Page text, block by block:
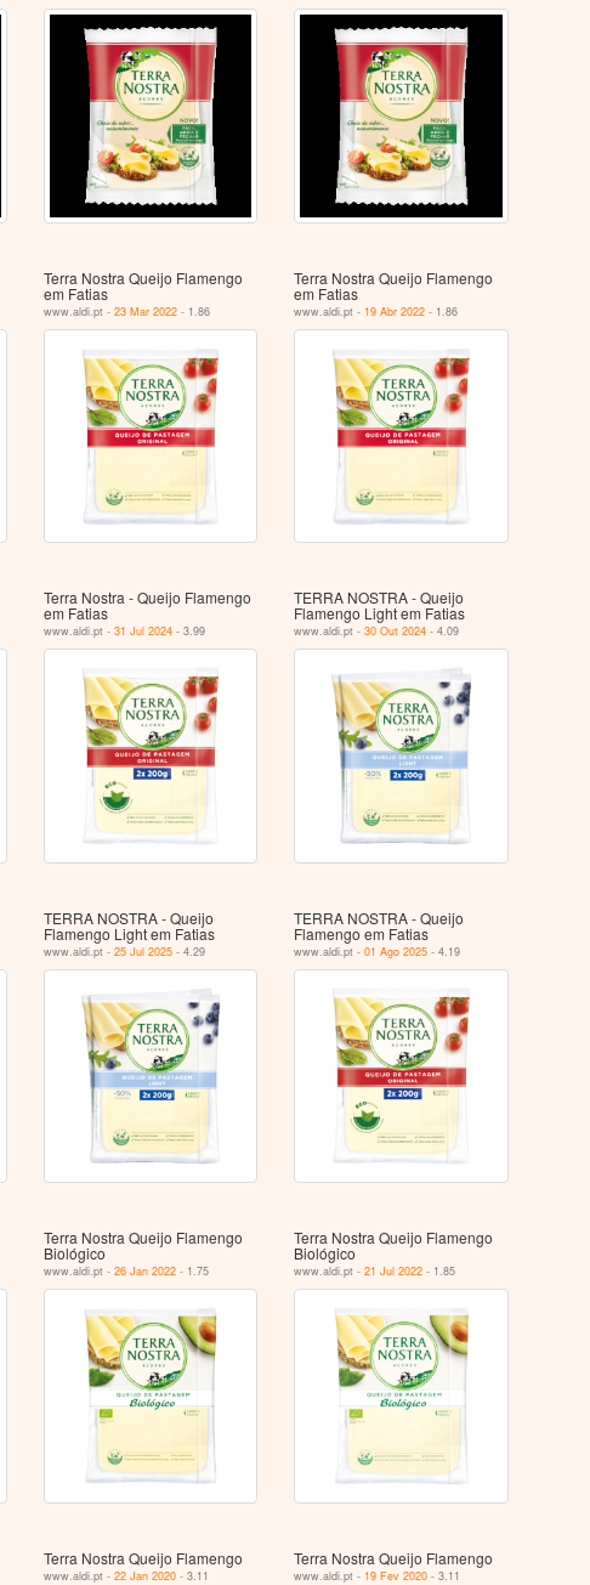
Terra Nostra Queijo Flamengo
em Fatias
www.aldi.pt - 23 Mar 2022- 1.86
Terra Nostra Queijo Flamengo
em Fatias
www.aldi.pt - 19 Abr 2022 - 1.86
Terra Nostra - Queijo Flamengo
em Fatias
www.aldi.pt - 31 Jul 2024- 3.99
TERRA NOSTRA - Queijo
Flamengo Light em Fatias
www.aldi.pt -30 Out 2024 - 4.09
TERRA NOSTRA - Queijo
Flamengo Light em Fatias
www.aldi.pt - 25 Jul 2025- 4.29
TERRA NOSTRA - Queijo
Flamengo em Fatias
www.aldi.pt -01 Ago 2025 - 4.19
Terra Nostra Queijo Flamengo
Biológico
www.aldi.pt - 26 Jan 2022- 1.75
Terra Nostra Queijo Flamengo
Biológico
www.aldi.pt -21 Jul 2022 - 1.85
Terra Nostra Queijo Flamengo
www.aldi.pt - 22 Jan 2020- 3.11
Terra Nostra Queijo Flamengo
www.aldi.pt - 19 Fev 2020 - 3.11